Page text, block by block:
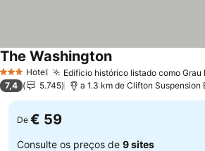
3 EstrelasHotel Edifício histórico listado como Grau
The WashingtonVer preços
7,4 5.745 a 1.3 km de Clifton Suspension
De € 59
Consulte os preços de 9 sites